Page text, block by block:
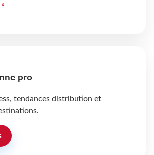
pro
tendances distribution et